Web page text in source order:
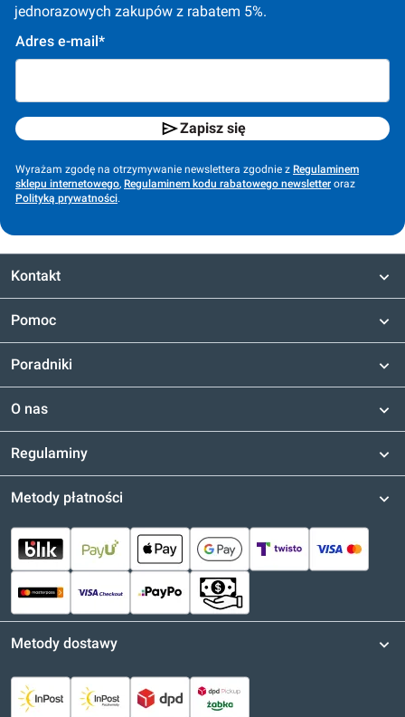
jednorazowych zakupów z rabatem 5%.
Adres e-mail*
Zapisz się
Wyrażam zgodę na otrzymywanie newslettera zgodnie z Regulaminem
sklepu internetowego, Regulaminem kodu rabatowego newsletter oraz
Polityką prywatności.
Kontakt
Pomoc
Poradniki
O nas
Regulaminy
Metody płatności
Metody dostawy